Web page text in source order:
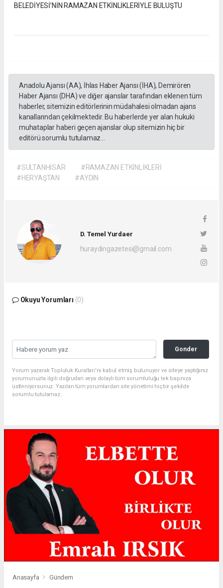
BELEDİYESİ’NİN RAMAZAN ETKİNLİKLERİYLE BULUŞTU
Anadolu Ajansı (AA), İhlas Haber Ajansı (İHA), Demirören
Haber Ajansı (DHA) ve diğer ajanslar tarafından eklenen tüm
haberler, sitemizin editörlerinin müdahalesi olmadan ajans
kanallarından çekilmektedir. Bu haberlerde yer alan hukuki
muhataplar haberi geçen ajanslar olup sitemizin hiç bir
editörü sorumlu tutulamaz...
#SULTANHİSAR
#RAMAZAN ETKİNLİKLERİ
#HERYAŞTAN
#AYDIN
D. Temel Yurdaer
huraydingazetesi@gmail.com
Okuyu Yorumları (0)
Gonder
Yorum yazarak Topluluk Kuralları’nı kabul etmiş bulunuyor ve siteye yaptığınız
yorumunuzla ilgili doğrudan veya dolaylı tüm sorumluluğu tek başınıza
üstleniyorsunuz. Yazılan tüm yorumlardan site yönetimi hiçbir şekilde
sorumlu tutulamaz.
Anasayfa Gündem